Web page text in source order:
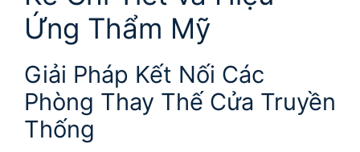
Ứng Thẩm Mỹ
Giải Pháp Kết Nối Các
Phòng Thay Thế Cửa Truyền
Thống